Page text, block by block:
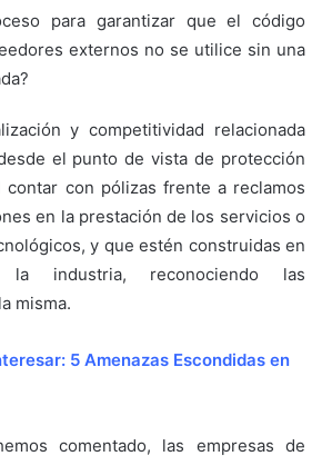
para garantizar que el código
externos no se utilice sin una
y competitividad relacionada
el punto de vista de protección
con pólizas frente a reclamos
en la prestación de los servicios o
y que estén construidas en
industria, reconociendo las
misma.
5 Amenazas Escondidas en
comentado, las empresas de